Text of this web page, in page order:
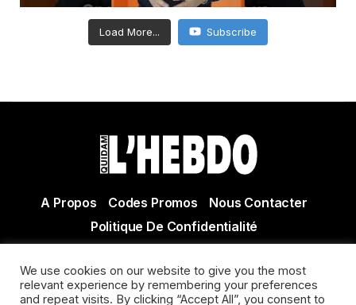
Load More... Subscribe
A Propos Codes Promos
Nous Contacter
Politique De Confidentialité
Actualité Agen - Actualité en lot et Garonne - Actualité
Villeneuve sur Lot
We use cookies on our website to give you the most
relevant experience by remembering your preferences
and repeat visits. By clicking “Accept All”, you consent to